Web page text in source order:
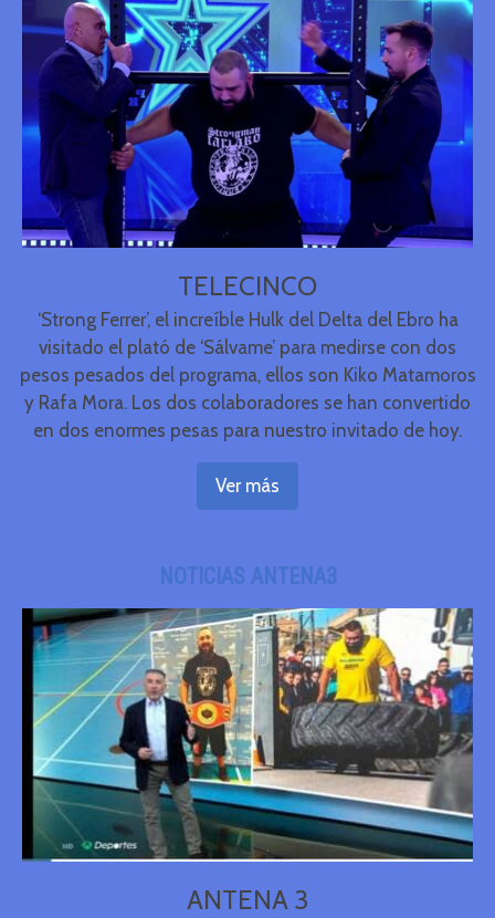
TELECINCO
‘Strong Ferrer’, el increíble Hulk del Delta del Ebro ha
visitado el plató de ‘Sálvame’ para medirse con dos
pesos pesados del programa, ellos son Kiko Matamoros
y Rafa Mora. Los dos colaboradores se han convertido
en dos enormes pesas para nuestro invitado de hoy.
Ver más
NOTICIAS ANTENA3
ANTENA 3